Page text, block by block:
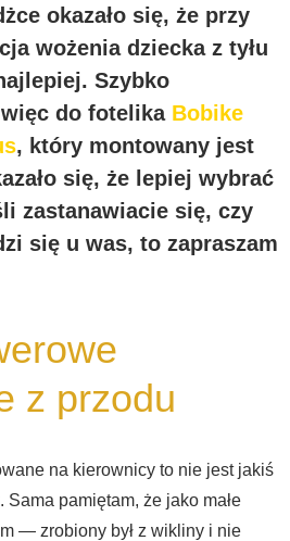
okazało się, że przy
wożenia dziecka z tyłu
Szybko
do fotelika Bobike
, który montowany jest
się, że lepiej wybrać
zastanawiacie się, czy
się u was, to zapraszam
z przodu
na kierownicy to nie jest jakiś
Sama pamiętam, że jako małe
— zrobiony był z wikliny i nie